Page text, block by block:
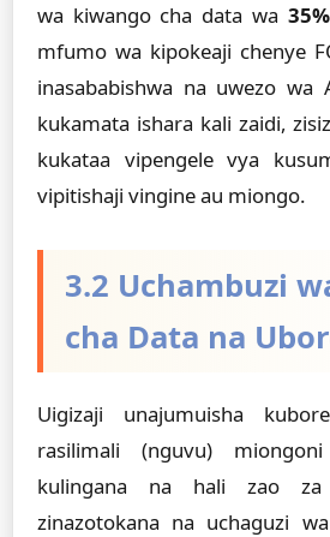
wa kiwango cha data wa 35%
mfumo wa kipokeaji chenye
inasababishwa na uwezo wa
kukamata ishara kali zaidi,
kukataa vipengele vya
vipitishaji vingine au miongo.
3.2 Uchambuzi
cha Data na
Uigizaji unajumuisha
rasilimali (nguvu)
kulingana na hali zao
zinazotokana na uchaguzi